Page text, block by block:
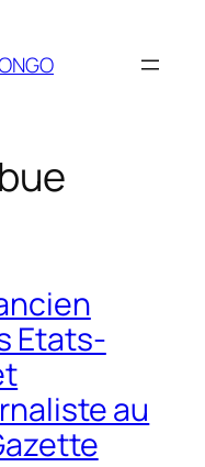
Etats-
au